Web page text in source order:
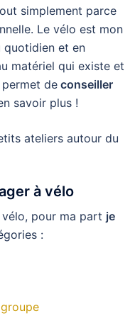
simplement parce
Le vélo est mon
quotidien et en
matériel qui existe et
de conseiller
savoir plus !
ateliers autour du
à vélo
pour ma part je
: